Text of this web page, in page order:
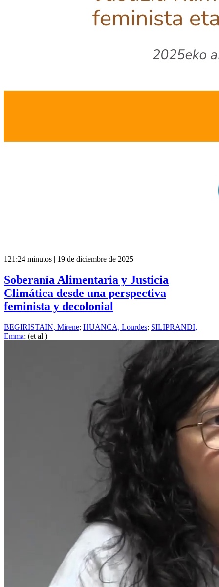
121:24 minutos | 19 de diciembre de 2025
Soberanía Alimentaria y Justicia
Climática desde una perspectiva
feminista y decolonial
BEGIRISTAIN, Mirene; HUANCA, Lourdes; SILIPRANDI,
Emma; (et al.)